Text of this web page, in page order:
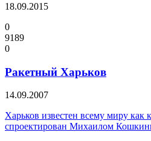
18.09.2015
0
9189
0
Ракетный Харьков
14.09.2007
Харьков известен всему миру
спроектирован Михаилом